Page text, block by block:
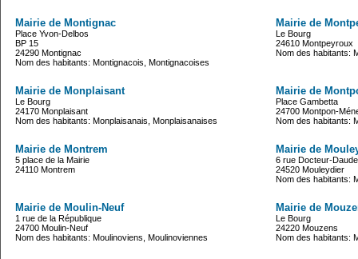
Mairie de Montignac
Place Yvon-Delbos
BP 15
24290 Montignac
Nom des habitants: Montignacois, Montignacoises
Mairie de
Le Bourg
24610 Montpeyroux
Nom des habitants:
Mairie de Monplaisant
Le Bourg
24170 Monplaisant
Nom des habitants: Monplaisanais, Monplaisanaises
Mairie de
Place Gambetta
24700 Montpon-
Nom des habitants:
Mairie de Montrem
5 place de la Mairie
24110 Montrem
Mairie de
6 rue Docteur-
24520 Mouleydier
Nom des habitants:
Mairie de Moulin-Neuf
1 rue de la République
24700 Moulin-Neuf
Nom des habitants: Moulinoviens, Moulinoviennes
Mairie de
Le Bourg
24220 Mouzens
Nom des habitants: